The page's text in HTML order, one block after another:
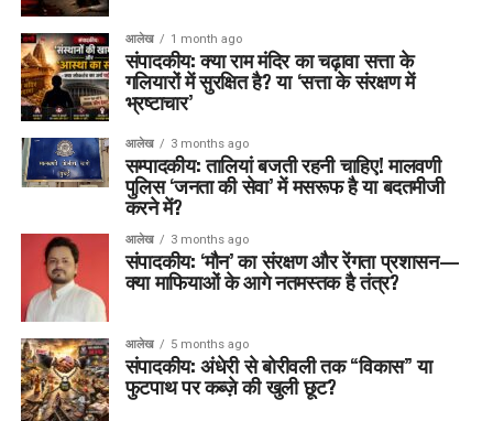
आलेख 1 month ago
संपादकीय: क्या राम मंदिर का चढ़ावा सत्ता के
गलियारों में सुरक्षित है? या ‘सत्ता के संरक्षण में
भ्रष्टाचार’
आलेख 3 months ago
सम्पादकीय: तालियां बजती रहनी चाहिए! मालवणी
पुलिस ‘जनता की सेवा’ में मसरूफ है या बदतमीजी
करने में?
आलेख 3 months ago
संपादकीय: ‘मौन’ का संरक्षण और रेंगता प्रशासन—
क्या माफियाओं के आगे नतमस्तक है तंत्र?
आलेख 5 months ago
संपादकीय: अंधेरी से बोरीवली तक “विकास” या
फुटपाथ पर कब्ज़े की खुली छूट?